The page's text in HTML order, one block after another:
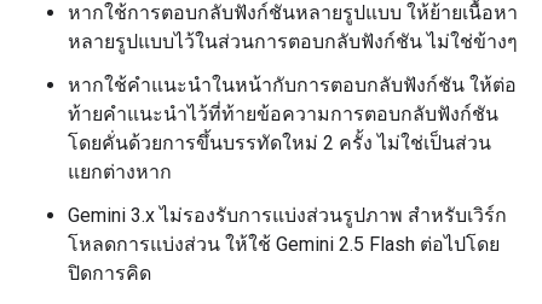
หากใช้การตอบกลับฟังก์ชันหลายรูปแบบ ให้ย้ายเนื้อหา
หลายรูปแบบไว้ในส่วนการตอบกลับฟังก์ชัน ไม่ใช่ข้างๆ
หากใช้คำแนะนำในหน้ากับการตอบกลับฟังก์ชัน ให้ต่อ
ท้ายคำแนะนำไว้ที่ท้ายข้อความการตอบกลับฟังก์ชัน
โดยคั่นด้วยการขึ้นบรรทัดใหม่ 2 ครั้ง ไม่ใช่เป็นส่วน
แยกต่างหาก
Gemini 3.x ไม่รองรับการแบ่งส่วนรูปภาพ สำหรับเวิร์ก
โหลดการแบ่งส่วน ให้ใช้ Gemini 2.5 Flash ต่อไปโดย
ปิดการคิด